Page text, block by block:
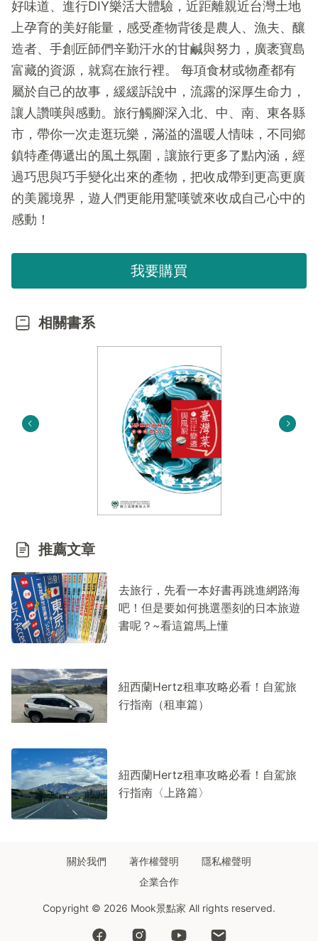
好味道、進行DIY樂活大體驗，近距離親近台灣土地
上孕育的美好能量，感受產物背後是農人、漁夫、釀
造者、手創匠師們辛勤汗水的甘鹹與努力，廣袤寶島
富藏的資源，就寫在旅行裡。 每項食材或物產都有
屬於自己的故事，緩緩訴說中，流露的深厚生命力，
讓人讚嘆與感動。旅行觸腳深入北、中、南、東各縣
市，帶你一次走逛玩樂，滿溢的溫暖人情味，不同鄉
鎮特產傳遞出的風土氛圍，讓旅行更多了點內涵，經
過巧思與巧手變化出來的產物，把收成帶到更高更廣
的美麗境界，遊人們更能用驚嘆號來收成自己心中的
感動！
我要購買
相關書系
推薦文章
去旅行，先看一本好書再跳進網路海
吧！但是要如何挑選墨刻的日本旅遊
書呢？~看這篇馬上懂
紐西蘭Hertz租車攻略必看！自駕旅
行指南（租車篇）
紐西蘭Hertz租車攻略必看！自駕旅
行指南〈上路篇〉
關於我們 著作權聲明
隱私權聲明
企業合作
Copyright © 2026 Mook景點家 All rights reserved.